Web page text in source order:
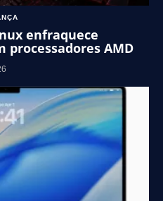
enfraquece
processadores AMD